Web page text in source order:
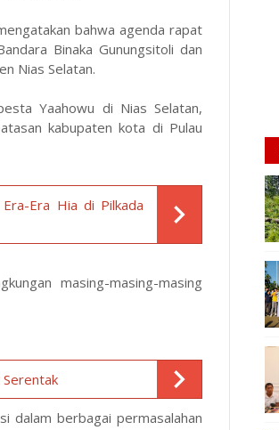
bahwa agenda rapat
Binaka Gunungsitoli dan
Nias Selatan.
Yaahowu di Nias Selatan,
kabupaten kota di Pulau
Era Hia di Pilkada
masing-masing-masing
Serentak
dalam berbagai permasalahan